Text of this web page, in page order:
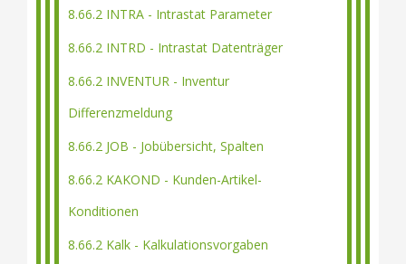
8.66.2 INTRA - Intrastat Parameter
8.66.2 INTRD - Intrastat Datenträger
8.66.2 INVENTUR - Inventur
Differenzmeldung
8.66.2 JOB - Jobübersicht, Spalten
8.66.2 KAKOND - Kunden-Artikel-
Konditionen
8.66.2 Kalk - Kalkulationsvorgaben